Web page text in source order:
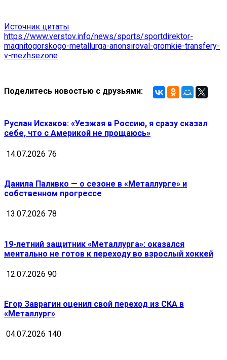
Источник цитаты
https://www.verstov.info/news/sports/sportdirektor-
magnitogorskogo-metallurga-anonsiroval-gromkie-transfery-
v-mezhsezone
Поделитесь новостью с друзьями:
Руслан Исхаков: «Уезжая в Россию, я сразу сказал
себе, что с Америкой не прощаюсь»
14.07.2026 76
Данила Паливко — о сезоне в «Металлурге» и
собственном прогрессе
13.07.2026 78
19-летний защитник «Металлурга»: оказался
ментально не готов к переходу во взрослый хоккей
12.07.2026 90
Егор Заврагин оценил свой переход из СКА в
«Металлург»
04.07.2026 140